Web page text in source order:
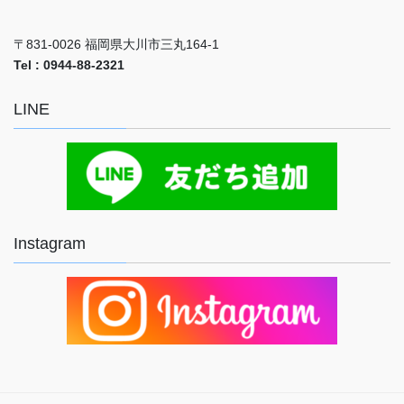
〒831-0026 福岡県大川市三丸164-1
Tel : 0944-88-2321
LINE
Instagram